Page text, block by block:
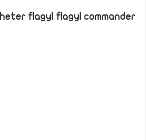
flagyl flagyl commander